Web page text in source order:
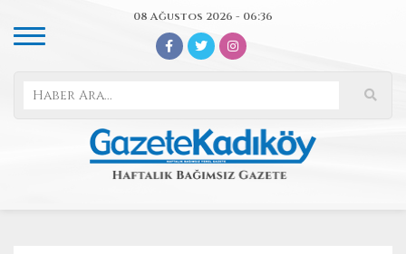
08 Ağustos 2026 - 06:36